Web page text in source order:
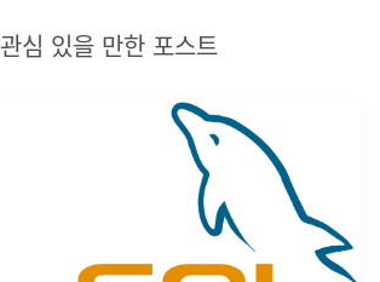
관심 있을 만한 포스트